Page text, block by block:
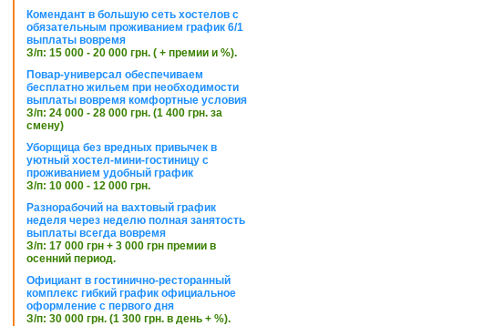
Комендант в большую сеть хостелов с
обязательным проживанием график 6/1
выплаты вовремя
З/п: 15 000 - 20 000 грн. ( + премии и %).
Повар-универсал обеспечиваем
бесплатно жильем при необходимости
выплаты вовремя комфортные условия
З/п: 24 000 - 28 000 грн. (1 400 грн. за
смену)
Уборщица без вредных привычек в
уютный хостел-мини-гостиницу с
проживанием удобный график
З/п: 10 000 - 12 000 грн.
Разнорабочий на вахтовый график
неделя через неделю полная занятость
выплаты всегда вовремя
З/п: 17 000 грн + 3 000 грн премии в
осенний период.
Официант в гостинично-ресторанный
комплекс гибкий график официальное
оформление с первого дня
З/п: 30 000 грн. (1 300 грн. в день + %).